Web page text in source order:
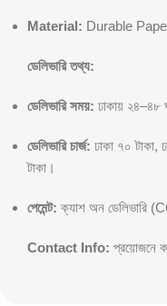
Material: Durable
ডেলিভারি তথ্য:
ডেলিভারি সময়: ঢাকায় ২৪–৪৮
ডেলিভারি চার্জ: ঢাকা ৭০ টাকা,
টাকা।
পেমেন্ট: ক্যাশ অন ডেলিভারি
Contact Info: প্রয়োজনে